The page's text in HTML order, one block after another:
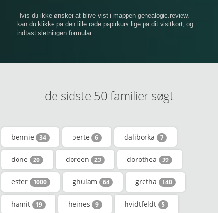
Hvis du ikke ønsker at blive vist i mappen genealogic.review,
kan du klikke på den lille røde papirkurv lige på dit visitkort, og
indtast sletningen formular.
de sidste 50 familier søgt
bennie 34 berte 6 daliborka 7
done 20 doreen 23 dorothea 39
ester 1000 ghulam 64 gretha 140
hamit 19 heines 9 hvidtfeldt 5